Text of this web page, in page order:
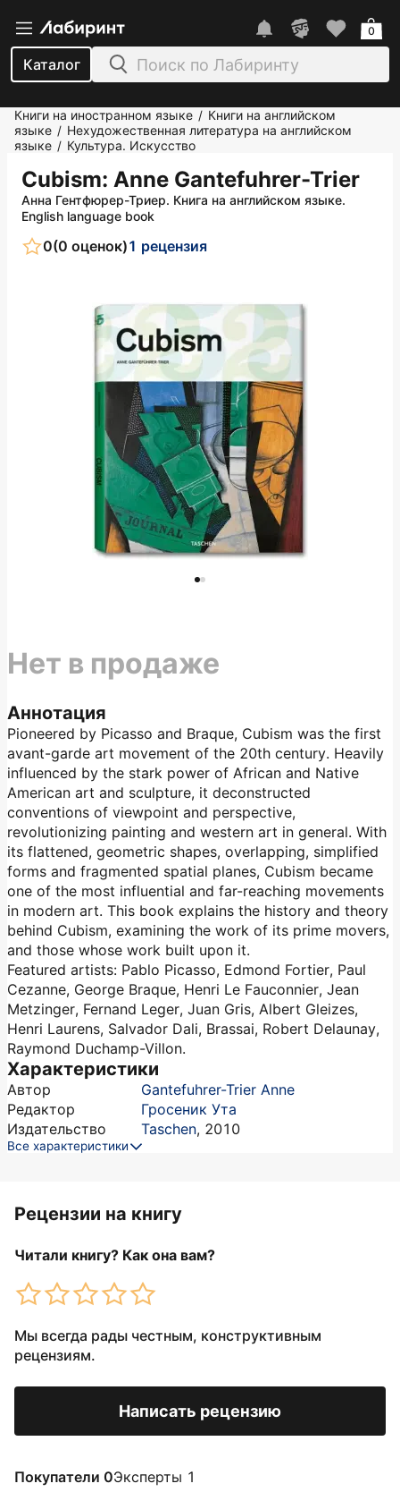
Каталог
0
Книги на иностранном языке / Книги на английском
языке / Нехудожественная литература на английском
языке / Культура. Искусство
Cubism: Anne Gantefuhrer-Trier
Анна Гентфюрер-Триер. Книга на английском языке.
English language book
0(0 оценок)1 рецензия
Аннотация
Pioneered by Picasso and Braque, Cubism was the first
avant-garde art movement of the 20th century. Heavily
influenced by the stark power of African and Native
American art and sculpture, it deconstructed
conventions of viewpoint and perspective,
revolutionizing painting and western art in general. With
its flattened, geometric shapes, overlapping, simplified
forms and fragmented spatial planes, Cubism became
one of the most influential and far-reaching movements
in modern art. This book explains the history and theory
behind Cubism, examining the work of its prime movers,
and those whose work built upon it.
Featured artists: Pablo Picasso, Edmond Fortier, Paul
Cezanne, George Braque, Henri Le Fauconnier, Jean
Metzinger, Fernand Leger, Juan Gris, Albert Gleizes,
Henri Laurens, Salvador Dali, Brassai, Robert Delaunay,
Raymond Duchamp-Villon.
Характеристики
Автор
Gantefuhrer-Trier Anne
Редактор
Гросеник Ута
Издательство
Taschen, 2010
Все характеристики
Нет в продаже
Рецензии на книгу
Читали книгу? Как она вам?
Мы всегда рады честным, конструктивным
рецензиям.
Написать рецензию
Покупатели 0Эксперты 1